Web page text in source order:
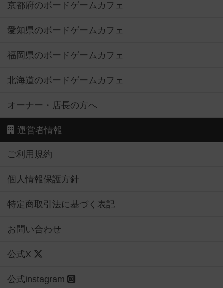
京都府のボードゲームカフェ
愛知県のボードゲームカフェ
福岡県のボードゲームカフェ
北海道のボードゲームカフェ
オーナー・店長の方へ
運営者情報
ご利用規約
個人情報保護方針
特定商取引法に基づく表記
お問い合わせ
公式X
公式instagram